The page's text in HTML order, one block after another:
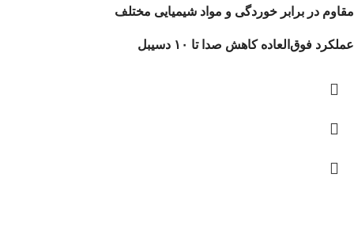
مقاوم در برابر خوردگی و مواد شیمیایی مختلف
عملکرد فوق‌العاده کاهش صدا تا ۱۰ دسیبل